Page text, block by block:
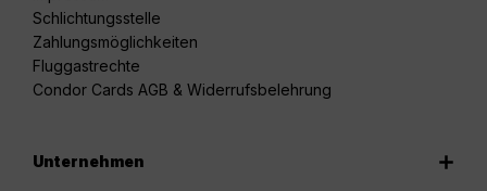
Schlichtungsstelle
Zahlungsmöglichkeiten
Fluggastrechte
Condor Cards AGB & Widerrufsbelehrung
Unternehmen